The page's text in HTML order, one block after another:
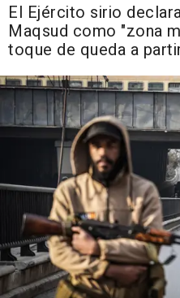
El Ejército sirio
Maqsud como "zona
toque de queda a